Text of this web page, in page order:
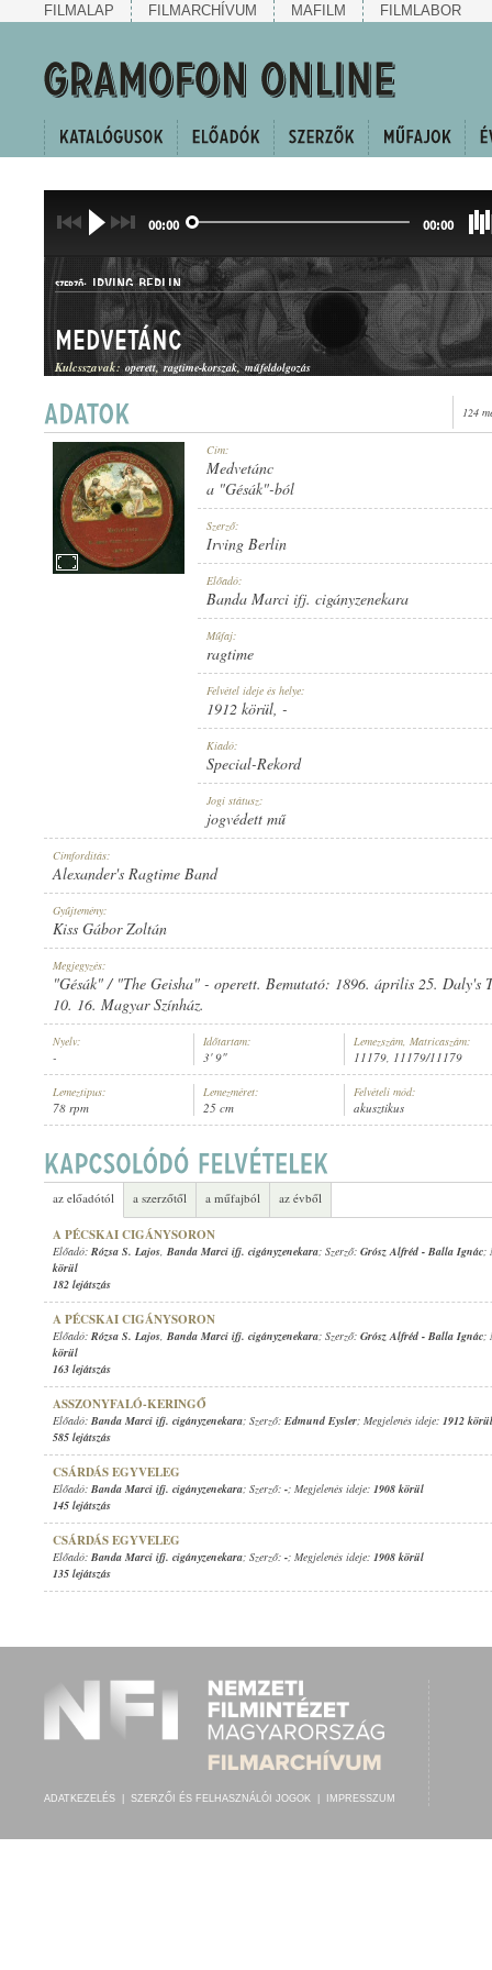
FILMALAP FILMARCHÍVUM MAFILM FILMLABOR
00:00 00:00
ELŐADÓ: BANDA MARCI IFJ. CIGÁNYZENEKARA
SZERZŐ: IRVING BERLIN
RAGTIME
1912 KÖRÜL
11179
Medvetánc
Kulcsszavak: operett ragtime-korszak műfeldolgozás
124
Cím:
Medvetánc
a "Gésák"-ból
Szerző:
Irving Berlin
Előadó:
Banda Marci ifj. cigányzenekara
Műfaj:
ragtime
Felvétel ideje és helye:
1912 körül, -
Kiadó:
Special-Rekord
Jogi státusz:
jogvédett mű
Címfordítás:
Alexander's Ragtime Band
Gyűjtemény:
Kiss Gábor Zoltán
Megjegyzés:
"Gésák" / "The Geisha" - operett. Bemutató: 1896. április 25. Daly's
10. 16. Magyar Színház.
Nyelv:
-
Időtartam:
3' 9"
Lemezszám, Matricaszám:
11179, 11179/11179
Lemeztípus:
78 rpm
Lemezméret:
25 cm
Felvételi mód:
akusztikus
az előadótól a szerzőtől a műfajból az évből
A PÉCSKAI CIGÁNYSORON
Előadó: Rózsa S. Lajos, Banda Marci ifj. cigányzenekara; Szerző: Grósz Alfréd - Balla Ignác;
körül
182 lejátszás
A PÉCSKAI CIGÁNYSORON
Előadó: Rózsa S. Lajos, Banda Marci ifj. cigányzenekara; Szerző: Grósz Alfréd - Balla Ignác;
körül
163 lejátszás
ASSZONYFALÓ-KERINGŐ
Előadó: Banda Marci ifj. cigányzenekara; Szerző: Edmund Eysler; Megjelenés ideje: 1912 körül
585 lejátszás
CSÁRDÁS EGYVELEG
Előadó: Banda Marci ifj. cigányzenekara; Szerző: -; Megjelenés ideje: 1908 körül
145 lejátszás
CSÁRDÁS EGYVELEG
Előadó: Banda Marci ifj. cigányzenekara; Szerző: -; Megjelenés ideje: 1908 körül
135 lejátszás
ADATKEZELÉS SZERZŐI ÉS FELHASZNÁLÓI JOGOK IMPRESSZUM